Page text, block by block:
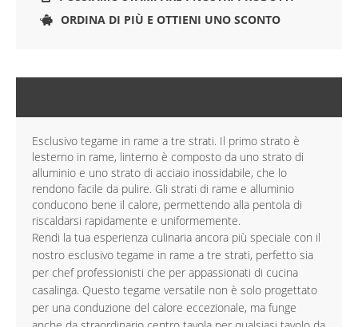
ORDINA DI PIÙ E OTTIENI UNO SCONTO
Esclusivo tegame in rame a tre strati. Il primo strato è
lesterno in rame, linterno è composto da uno strato di
alluminio e uno strato di acciaio inossidabile, che lo
rendono facile da pulire. Gli strati di rame e alluminio
conducono bene il calore, permettendo alla pentola di
riscaldarsi rapidamente e uniformemente.
Rendi la tua esperienza culinaria ancora più speciale con il
nostro esclusivo tegame in rame a tre strati, perfetto sia
per chef professionisti che per appassionati di cucina
casalinga. Questo tegame versatile non è solo progettato
per una conduzione del calore eccezionale, ma funge